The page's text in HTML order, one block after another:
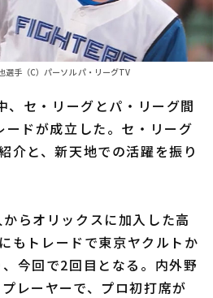
ァイターズ
デンイーグルス
ンズ
ファローズ
クホークス
選手（C）パーソル パ・リーグTV
セ・リーグとパ・リーグ間
ドが成立した。セ・リーグ
介と、新天地での活躍を振り
らオリックスに加入した高
もトレードで東京ヤクルトか
今回で2回目となる。内外野
レーヤーで、プロ初打席が